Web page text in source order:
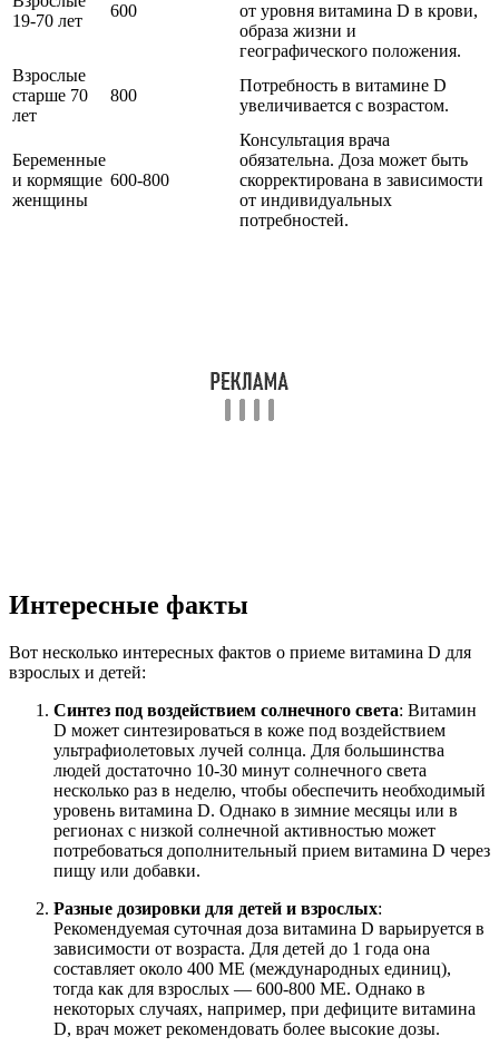
19-70 лет
600
от уровня витамина D в крови,
образа жизни и
географического положения.
Взрослые
старше 70
лет
800
Потребность в витамине D
увеличивается с возрастом.
Беременные
и кормящие
женщины
600-800
Консультация врача
обязательна. Доза может быть
скорректирована в зависимости
от индивидуальных
потребностей.
Интересные факты
Вот несколько интересных фактов о приеме витамина D для
взрослых и детей:
Синтез под воздействием солнечного света: Витамин
D может синтезироваться в коже под воздействием
ультрафиолетовых лучей солнца. Для большинства
людей достаточно 10-30 минут солнечного света
несколько раз в неделю, чтобы обеспечить необходимый
уровень витамина D. Однако в зимние месяцы или в
регионах с низкой солнечной активностью может
потребоваться дополнительный прием витамина D через
пищу или добавки.
Разные дозировки для детей и взрослых:
Рекомендуемая суточная доза витамина D варьируется в
зависимости от возраста. Для детей до 1 года она
составляет около 400 МЕ (международных единиц),
тогда как для взрослых — 600-800 МЕ. Однако в
некоторых случаях, например, при дефиците витамина
D, врач может рекомендовать более высокие дозы.